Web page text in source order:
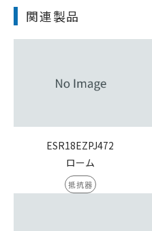
関連製品
ESR18EZPJ472
ローム
抵抗器